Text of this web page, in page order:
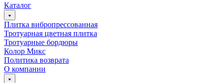
Каталог
Плитка вибропрессованная
Тротуарная цветная плитка
Тротуарные бордюры
Колор Микс
Политика возврата
О компании